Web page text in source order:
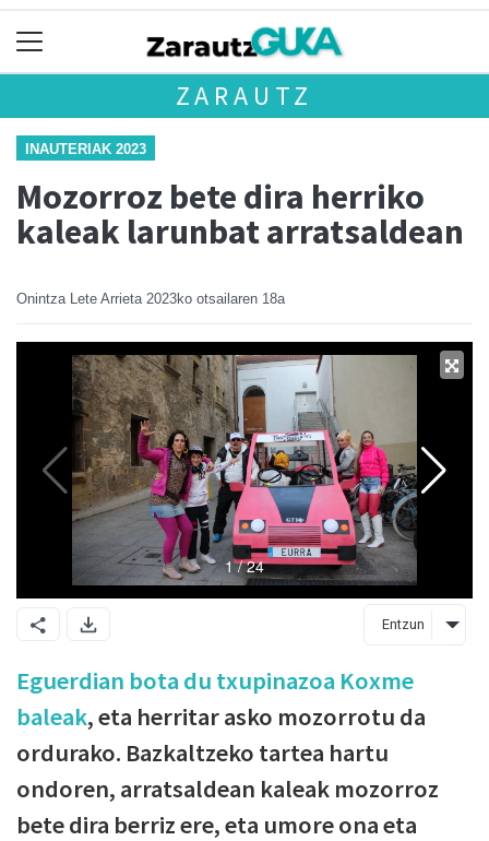
ZARAUTZ
INAUTERIAK 2023
Mozorroz bete dira herriko
kaleak larunbat arratsaldean
Onintza Lete Arrieta 2023ko otsailaren 18a
Entzun
Eguerdian bota du txupinazoa Koxme
baleak, eta herritar asko mozorrotu da
ordurako. Bazkaltzeko tartea hartu
ondoren, arratsaldean kaleak mozorroz
bete dira berriz ere, eta umore ona eta